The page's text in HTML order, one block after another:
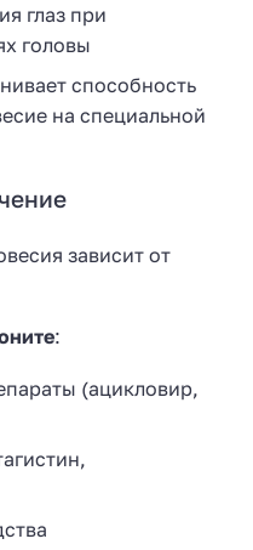
глаз при
головы
способность
на специальной
зависит от
:
(ацикловир,